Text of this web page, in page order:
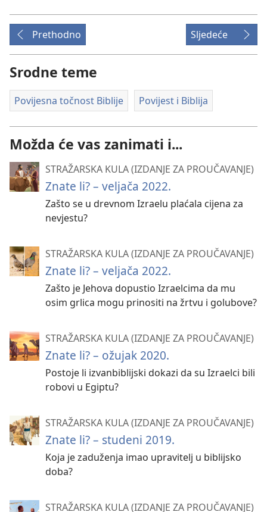
Prethodno Sljedeće
Srodne teme
Povijesna točnost Biblije Povijest i Biblija
Možda će vas zanimati i...
STRAŽARSKA KULA (IZDANJE ZA PROUČAVANJE)
Znate li? – veljača 2022.
Zašto se u drevnom Izraelu plaćala cijena za
nevjestu?
STRAŽARSKA KULA (IZDANJE ZA PROUČAVANJE)
Znate li? – veljača 2022.
Zašto je Jehova dopustio Izraelcima da mu
osim grlica mogu prinositi na žrtvu i golubove?
STRAŽARSKA KULA (IZDANJE ZA PROUČAVANJE)
Znate li? – ožujak 2020.
Postoje li izvanbiblijski dokazi da su Izraelci bili
robovi u Egiptu?
STRAŽARSKA KULA (IZDANJE ZA PROUČAVANJE)
Znate li? – studeni 2019.
Koja je zaduženja imao upravitelj u biblijsko
doba?
STRAŽARSKA KULA (IZDANJE ZA PROUČAVANJE)